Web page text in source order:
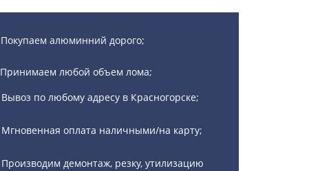
Покупаем алюминний дорого;
Принимаем любой объем лома;
Вывоз по любому адресу в Красногорске;
Мгновенная оплата наличными/на карту;
Производим демонтаж, резку, утилизацию